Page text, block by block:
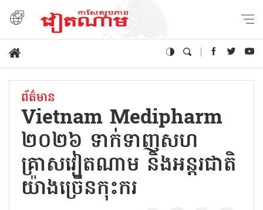
ព័ត៌មាន
Vietnam Medipharm
២០២៦ ទាក់ទាញសហ
គ្រាសវៀតណាម និងអន្តរជាតិ​
យ៉ាង​ច្រើនកុះករ​